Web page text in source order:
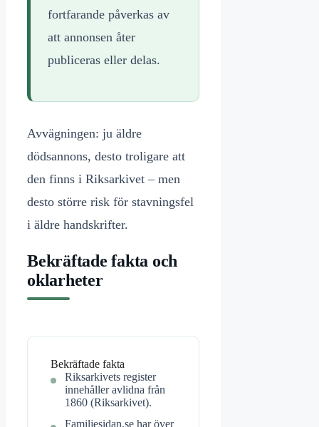
fortfarande påverkas av
att annonsen åter
publiceras eller delas.
Avvägningen: ju äldre
dödsannons, desto troligare att
den finns i Riksarkivet – men
desto större risk för stavningsfel
i äldre handskrifter.
Bekräftade fakta och
oklarheter
Bekräftade fakta
Riksarkivets register
innehåller avlidna från
1860 (Riksarkivet).
Familjesidan.se har över